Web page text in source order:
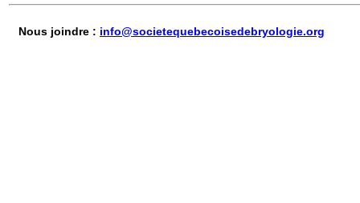
Nous joindre : info@societequebecoisedebryologie.org